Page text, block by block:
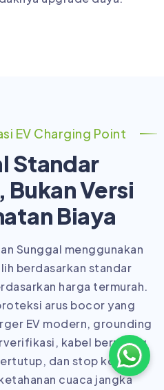
EV Charging Point
Standar
Bukan Versi
Biaya
Sunggal menggunakan
berdasarkan standar
harga termurah.
arus bocor yang
EV modern, grounding
kabel berrating
dan stop kontak
cuaca jangka